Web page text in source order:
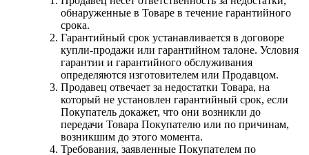
обнаруженные в Товаре в течение гарантийного
срока.
Гарантийный срок устанавливается в договоре
купли-продажи или гарантийном талоне. Условия
гарантии и гарантийного обслуживания
определяются изготовителем или Продавцом.
Продавец отвечает за недостатки Товара, на
который не установлен гарантийный срок, если
Покупатель докажет, что они возникли до
передачи Товара Покупателю или по причинам,
возникшим до этого момента.
Требования, заявленные Покупателем по